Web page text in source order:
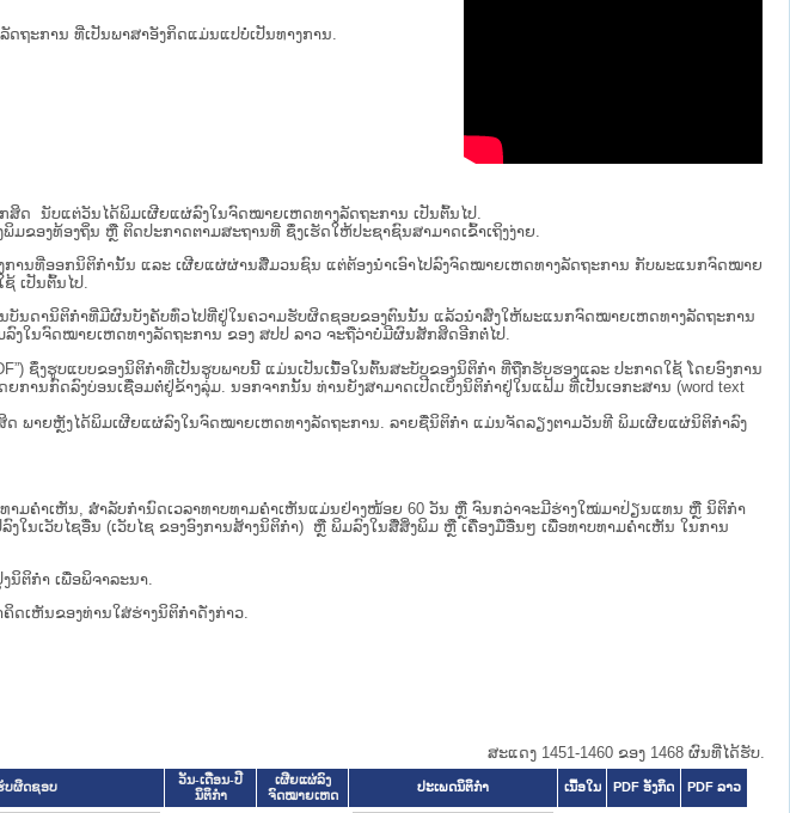
ຖະການ ທີ່ເປັນພາສາອັງກິດແມ່ນແປບໍ່ເປັນທາງການ.
ນັບ​ແຕ່​ວັນໄດ້ພິມເຜີຍແຜ່ລົງໃນຈົດໝາຍເຫດທາງລັດຖະການ ເປັນ​ຕົ້ນ​ໄປ.
ອງທ້ອງຖິ່ນ ຫຼື ຕິດປະກາດຕາມສະຖານທີ່ ຊຶ່ງເຮັດໃຫ້ປະຊາຊົນສາມາດເຂົ້າເຖິງງ່າຍ.
ານທີ່ອອກນິຕິກໍານັ້ນ ແລະ ເຜີຍແຜ່ຜ່ານສື່ມວນຊົນ ແຕ່ຕ້ອງນໍາເອົາໄປລົງຈົດໝາຍເຫດທາງລັດຖະການ ກັບ​ພະແນກຈົດ​ໝາຍ​
ເປັນຕົ້ນໄປ.
ດານິຕິກໍາທີ່ມີຜົນບັງຄັບທົ່ວໄປທີ່ຢູ່ໃນຄວາມຮັບຜິດຊອບຂອງຕົນນັ້ນ ແລ້ວນໍາສົ່ງໃຫ້​ພະແນກຈົດ​ໝາຍ​ເຫດ​ທາງ​ລັດ​ຖະ​ການ
ໃນ​ຈົດ​ໝາຍ​ເຫດ​ທາງ​ລັດ​ຖະ​ການ ຂອງ ສປ​ປ ລາວ ​ຈະຖື​ວ່າບໍ່​ມີ​ຜົນ​ສັກ​ສິດ​ອີກ​ຕໍ່​ໄປ.
ຊຶ່ງຮູບແບບຂອງນິຕິກໍາທີ່ເປັນຮູບພາບນີ້ ແມ່ນເປັນເນື້ອໃນຕົ້ນສະບັບຂອງນິຕິກໍາ ທີ່ຖືກຮັບຮອງແລະ ປະກາດໃຊ້ ໂດຍອົງການ
ການກົດລົງບ່ອນເຊື່ອມຕໍ່ຢູ່ຂ້າງລຸ່ມ. ນອກຈາກນັ້ນ ທ່ານຍັງສາມາດເປີດເບິ່ງນິຕິກຳຢູ່ໃນແຟ້ມ ທີ່ເປັນເອກະສານ (word text
າຍຫຼັງໄດ້ພິມເຜີຍແຜ່ລົງໃນຈົດໝາຍເຫດທາງລັດຖະການ. ລາຍຊື່ນິຕິກຳ ແມ່ນຈັດລຽງຕາມວັນທີ ພິມເຜີຍແຜ່ນິຕິກຳລົງ
າມຄຳເຫັນ, ສໍາລັບກໍານົດເວລາທາບທາມຄໍາເຫັນແມ່ນຢ່າງໜ້ອຍ 60 ວັນ ຫຼື ຈົນກວ່າຈະມີຮ່າງໃໝ່ມາປ່ຽນແທນ ຫຼື ນິຕິກໍາ
ນ​ເວັບ​ໄຊ​ອື່ນ (ເວັບ​ໄຊ​ ຂອງອົງການສ້າງນິຕິກຳ) ຫຼື ພິມລົງໃນສື່ສິ່ງພິມ ຫຼື ເຄື່ອງມືອື່ນໆ ເພື່ອທາບທາມຄໍາເຫັນ ໃນການ
ຕິກຳ ເພື່ອພິຈາລະນາ.
ດເຫັນຂອງທ່ານໃສ່ຮ່າງນິຕິກຳດັ່ງກ່າວ.
ສະແດງ 1451-1460 ຂອງ 1468 ຜົນທີ່ໄດ້ຮັບ.
ບຜິດຊອບ
ວັນ-ເດືອນ-ປີ
ນິຕິກໍາ
ເຜີຍແຜ່ລົງ
ຈົດໝາຍເຫດ
ປະເພດນິຕິກຳ ເນື້ອໃນ PDF ອັງກິດ PDF ລາວ